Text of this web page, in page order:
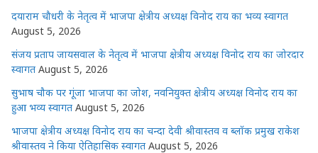
दयाराम चौधरी के नेतृत्व में भाजपा क्षेत्रीय अध्यक्ष विनोद राय का भव्य स्वागत
August 5, 2026
संजय प्रताप जायसवाल के नेतृत्व में भाजपा क्षेत्रीय अध्यक्ष विनोद राय का जोरदार
स्वागत August 5, 2026
सुभाष चौक पर गूंजा भाजपा का जोश, नवनियुक्त क्षेत्रीय अध्यक्ष विनोद राय का
हुआ भव्य स्वागत August 5, 2026
भाजपा क्षेत्रीय अध्यक्ष विनोद राय का चन्दा देवी श्रीवास्तव व ब्लॉक प्रमुख राकेश
श्रीवास्तव ने किया ऐतिहासिक स्वागत August 5, 2026